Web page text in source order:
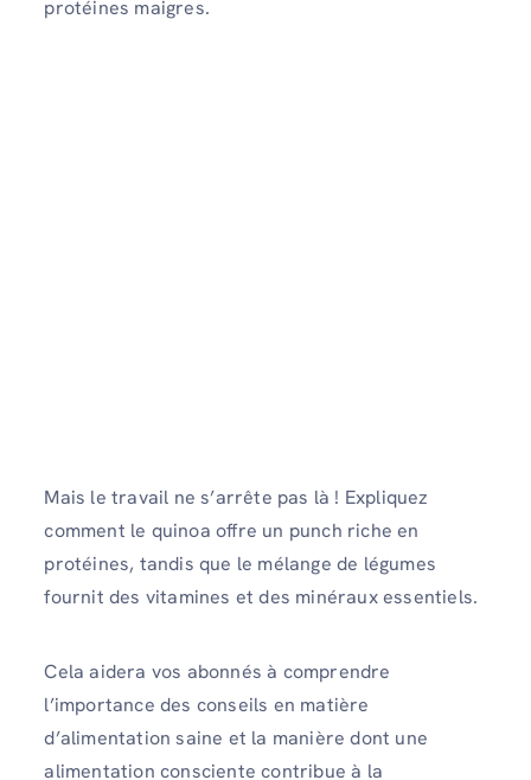
protéines maigres.
Mais le travail ne s’arrête pas là ! Expliquez
comment le quinoa offre un punch riche en
protéines, tandis que le mélange de légumes
fournit des vitamines et des minéraux essentiels.
Cela aidera vos abonnés à comprendre
l’importance des conseils en matière
d’alimentation saine et la manière dont une
alimentation consciente contribue à la